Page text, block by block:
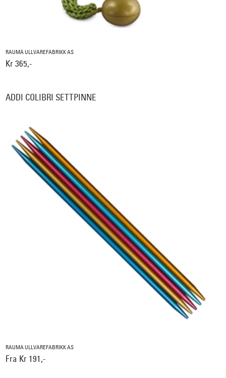
RAUMA ULLVAREFABRIKK AS
Kr 365,-
ADDI COLIBRI SETTPINNE
RAUMA ULLVAREFABRIKK AS
Fra Kr 191,-